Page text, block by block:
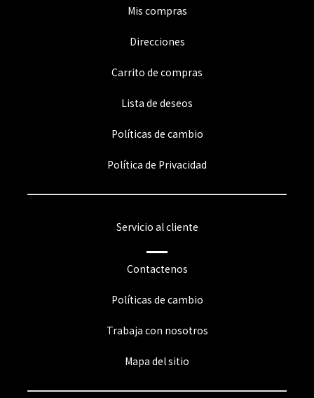
Mis compras
Direcciones
Carrito de compras
Lista de deseos
Políticas de cambio
Política de Privacidad
Servicio al cliente
Contactenos
Políticas de cambio
Trabaja con nosotros
Mapa del sitio